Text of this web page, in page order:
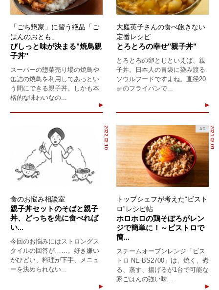
「ごち惣家」に習う絶品「ご
はんのおとも」
びしっと味が決まる"焼鳥親
子丼"
スーパーの惣菜売り場の焼鳥や
缶詰の焼鳥を利用してあっとい
う間にできる親子丼。しかも本
格的な味わいなの...
大庭英子さんの食べ飽きない
定番レシピ
とろとろの幸せ"親子丼"
とろとろの卵とじといえば、親
子丼。日本人の胃袋に染み渡る
ソウルフードですよね。直径20
㎝のフライパンで...
2022.02.10
食のお悩み相談室
親子丼セットのそばと親子
丼、どっちを先に食べれば
い...
今回のお悩みにはストロングス
タイルの回答が……。好き嫌い
がひどい、料理が下手、メニュ
ーを決められない...
2021.07.01
AD
トップシェフが考えた“ビスト
ロ”レシピ帖
ホロホロの鶏そぼろがレン
ジで簡単に！～ビストロで
簡...
スチームオーブンレンジ「ビス
トロ NE-BS2700」は、焼く、煮
る、蒸す、揚げるが1台で可能な
家ごはんの強い味...